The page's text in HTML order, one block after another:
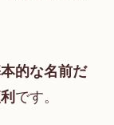
的な名前だ
です。